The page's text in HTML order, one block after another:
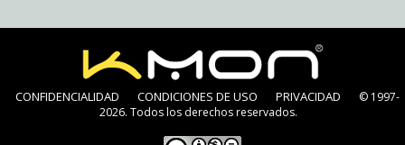
CONFIDENCIALIDAD CONDICIONES DE USO PRIVACIDAD
© 1997-
2026. Todos los derechos reservados.